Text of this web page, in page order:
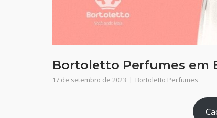
Bortoletto Perfumes em
17 de setembro de 2023 Bortoletto Perfumes